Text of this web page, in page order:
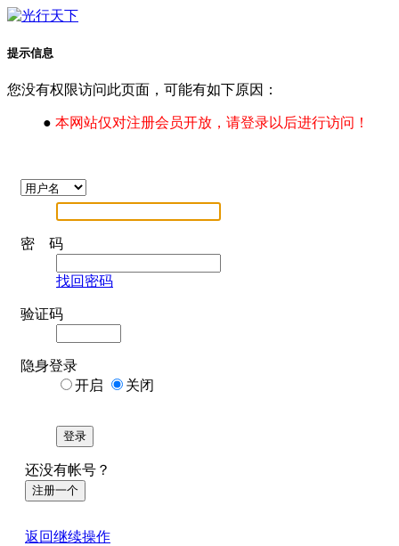
提示信息
您没有权限访问此页面，可能有如下原因：
● 本网站仅对注册会员开放，请登录以后进行访问！
密 码
找回密码
验证码
隐身登录
开启
关闭
登录
还没有帐号？
注册一个
返回继续操作